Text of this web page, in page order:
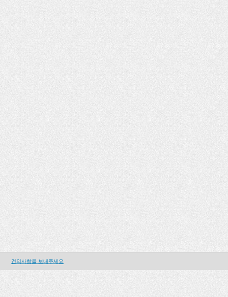
건의사항을 보내주세요